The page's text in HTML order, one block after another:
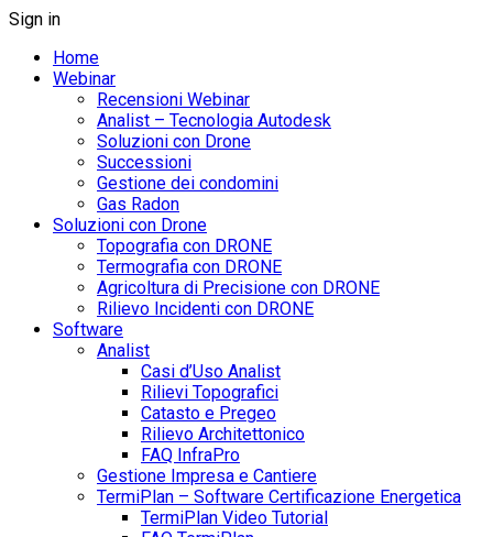
Sign in
Home
Webinar
Recensioni Webinar
Analist – Tecnologia Autodesk
Soluzioni con Drone
Successioni
Gestione dei condomini
Gas Radon
Soluzioni con Drone
Topografia con DRONE
Termografia con DRONE
Agricoltura di Precisione con DRONE
Rilievo Incidenti con DRONE
Software
Analist
Casi d’Uso Analist
Rilievi Topografici
Catasto e Pregeo
Rilievo Architettonico
FAQ InfraPro
Gestione Impresa e Cantiere
TermiPlan – Software Certificazione Energetica
TermiPlan Video Tutorial